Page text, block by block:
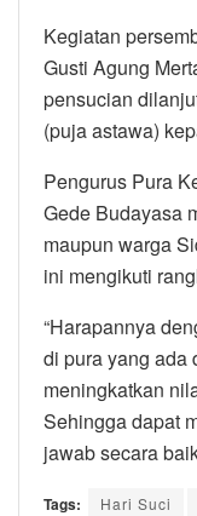
Kegiatan
Gusti Agung
pensucian
(puja astawa)
Pengurus Pura
Gede Budayasa
maupun warga
ini mengikuti
“Harapannya
di pura yang ada
meningkatkan
Sehingga dapat
jawab secara
Tags: Hari Suci